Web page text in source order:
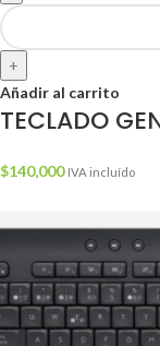
+
Añadir al carrito
TECLADO
$140,000 IVA incluído